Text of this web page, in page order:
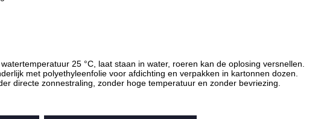
25 °C, laat staan in water, roeren kan de oplosing versnellen.
met polyethyleenfolie voor afdichting en verpakken in kartonnen dozen.
directe zonnestraling, zonder hoge temperatuur en zonder bevriezing.